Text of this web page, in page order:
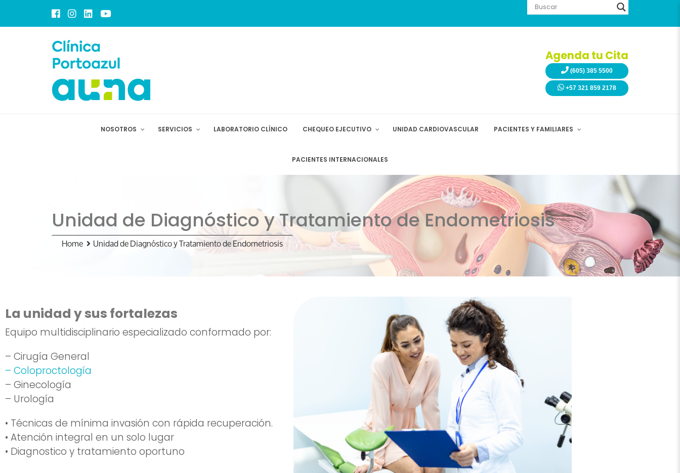
Agenda tu Cita
(605) 385 5500
+57 321 859 2178
NOSOTROS SERVICIOS LABORATORIO CLÍNICO CHEQUEO EJECUTIVO UNIDAD CARDIOVASCULAR PACIENTES Y FAMILIARES
PACIENTES INTERNACIONALES
Unidad de Diagnóstico y Tratamiento de Endometriosis
Home Unidad de Diagnóstico y Tratamiento de Endometriosis
La unidad y sus fortalezas
Equipo multidisciplinario especializado conformado por:
– Cirugía General
– Coloproctología
– Ginecología
– Urología
• Técnicas de mínima invasión con rápida recuperación.
• Atención integral en un solo lugar
• Diagnostico y tratamiento oportuno